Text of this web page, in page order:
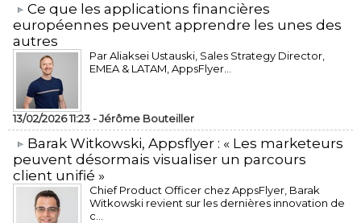
​Ce que les applications financières
européennes peuvent apprendre les unes des
autres
Par Aliaksei Ustauski, Sales Strategy Director,
EMEA & LATAM, AppsFlyer...
13/02/2026 11:23 -Jérôme Bouteiller
​Barak Witkowski, Appsflyer : « Les marketeurs
peuvent désormais visualiser un parcours
client unifié »
Chief Product Officer chez AppsFlyer, ​Barak
Witkowski revient sur les dernières innovation de
c...